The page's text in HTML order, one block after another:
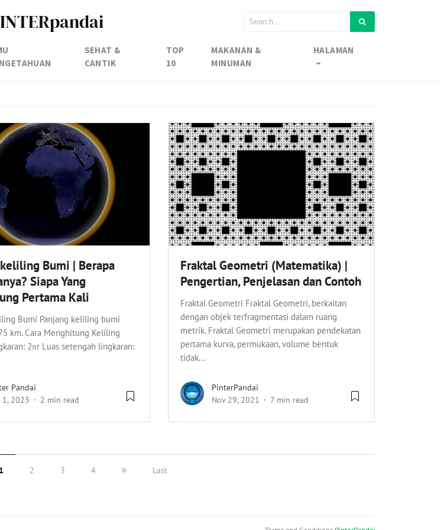
SEHAT &
CANTIK
TOP
10
MAKANAN &
MINUMAN
HALAMAN
Bumi | Berapa
Siapa Yang
Pertama Kali
Bumi Panjang keliling bumi
km. Cara Menghitung Keliling
2πr Luas setengah lingkaran:
Pandai
1, 2023
2 min read
Fraktal Geometri (Matematika) |
Pengertian, Penjelasan dan Contoh
Fraktal Geometri Fraktal Geometri, berkaitan
dengan objek terfragmentasi dalam ruang
metrik. Fraktal Geometri merupakan pendekatan
pertama kurva, permukaan, volume bentuk
tidak...
PinterPandai
Nov 29, 2021
7 min read
1 2 3 4 Last